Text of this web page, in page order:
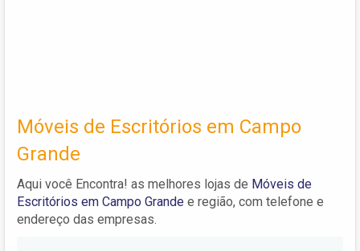
Móveis de Escritórios em Campo
Grande
Aqui você Encontra! as melhores lojas de Móveis de
Escritórios em Campo Grande e região, com telefone e
endereço das empresas.